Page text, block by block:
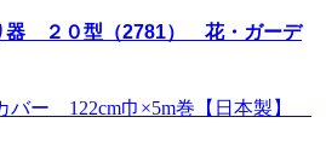
器 ２０型（2781） 花・ガーデ
バー 122cm巾×5m巻【日本製】